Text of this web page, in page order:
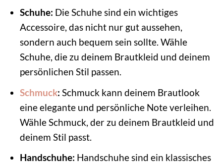
Schuhe: Die Schuhe sind ein wichtiges
Accessoire, das nicht nur gut aussehen,
sondern auch bequem sein sollte. Wähle
Schuhe, die zu deinem Brautkleid und deinem
persönlichen Stil passen.
Schmuck: Schmuck kann deinem Brautlook
eine elegante und persönliche Note verleihen.
Wähle Schmuck, der zu deinem Brautkleid und
deinem Stil passt.
Handschuhe: Handschuhe sind ein klassisches